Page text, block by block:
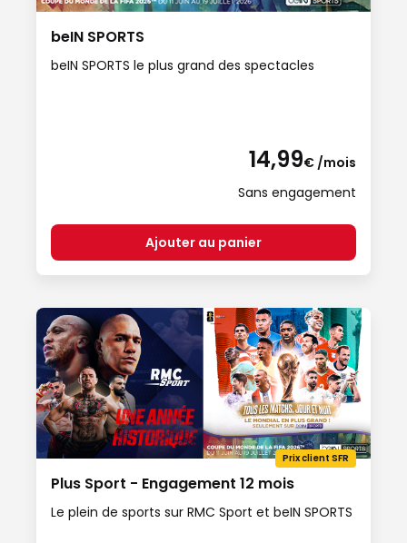
beIN SPORTS
beIN SPORTS le plus grand des spectacles
14,99€ /mois
Sans engagement
Ajouter au panier
Prix client SFR
Plus Sport - Engagement 12 mois
Le plein de sports sur RMC Sport et beIN SPORTS